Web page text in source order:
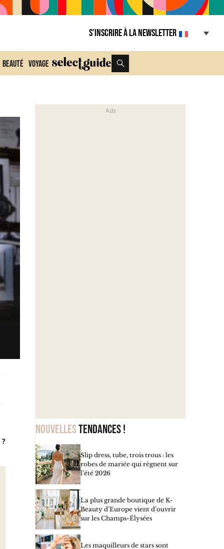
S’inscrire à la Newsletter
Beauté Voyage
Nouvellestendances !
Slip dress, tube, trois trous : les
robes de mariée qui règnent sur
l’été 2026
La plus grande boutique de K-
Beauty d’Europe vient d’ouvrir
sur les Champs-Élysées
Les maquilleurs de stars sont